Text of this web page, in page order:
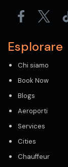
Esplorare
Chi siamo
Book Now
Blogs
Aeroporti
Services
Cities
Chauffeur